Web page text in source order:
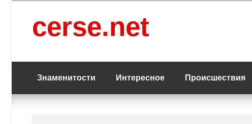
содержанию
cerse.net
Знаменитости Интересное Происшествия